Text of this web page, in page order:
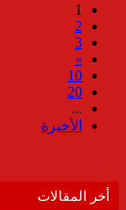
1
2
3
»
10
20
...
الأخيرة
أخر المقالات